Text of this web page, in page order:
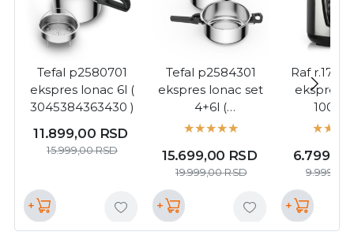
Tefal p2580701
ekspres lonac 6l (
3045384363430 )
11.899,00 RSD
15.999,00RSD
+
Tefal p2584301
ekspres lonac set
4+6l (
3045384363676 )
15.699,00 RSD
19.999,00RSD
+
Raf r.177
ekspress
6.799,00
9.999,00
+